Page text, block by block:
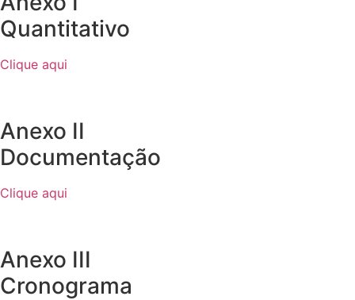
Quantitativo
Clique aqui
Anexo II
Documentação
Clique aqui
Anexo III
Cronograma